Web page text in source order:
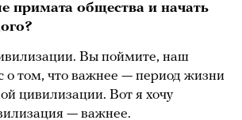
примата общества и начать
Вы поймите, наш
о том, что важнее — период жизни
цивилизации. Вот я хочу
— важнее.